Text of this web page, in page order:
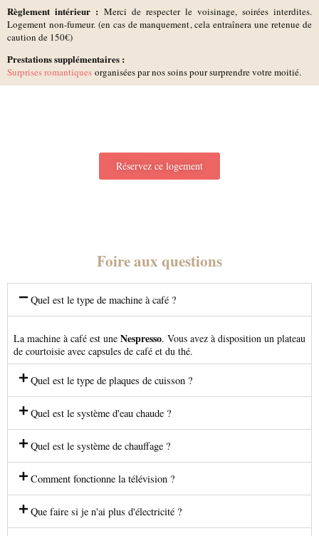
Règlement intérieur : Merci de respecter le voisinage, soirées interdites.
Logement non-fumeur. (en cas de manquement, cela entraînera une retenue de
caution de 150€)
Prestations supplémentaires :
Surprises romantiques organisées par nos soins pour surprendre votre moitié.
Réservez ce logement
Foire aux questions
Quel est le type de machine à café ?
La machine à café est une Nespresso. Vous avez à disposition un plateau
de courtoisie avec capsules de café et du thé.
Quel est le type de plaques de cuisson ?
Quel est le système d'eau chaude ?
Quel est le système de chauffage ?
Comment fonctionne la télévision ?
Que faire si je n'ai plus d'électricité ?